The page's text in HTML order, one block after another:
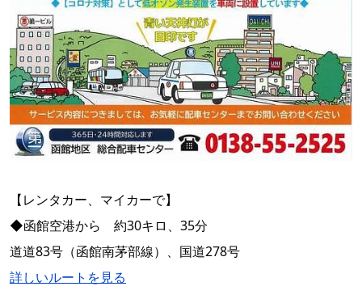
【レンタカー、マイカーで】
◆函館空港から 約30キロ、35分
道道83号（函館南茅部線）、国道278号
詳しいルートを見る